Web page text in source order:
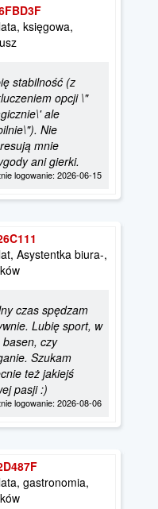
księgowa,
stabilność (z
opcji \"
ale
Nie
mnie
ani gierki.
logowanie: 2026-06-15
Asystentka biura-,
czas spędzam
Lubię sport, w
basen, czy
Szukam
też jakiejś
pasji :)
logowanie: 2026-08-06
gastronomia,